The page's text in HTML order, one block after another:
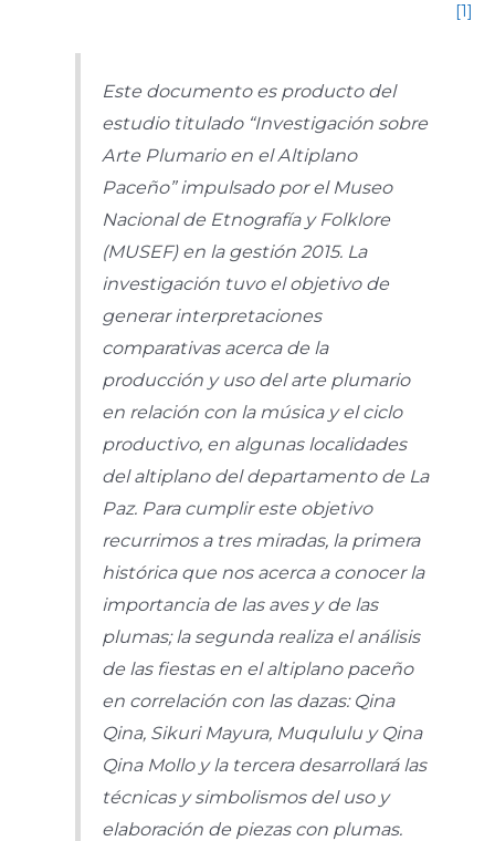
[1]
Este documento es producto del
estudio titulado “Investigación sobre
Arte Plumario en el Altiplano
Paceño” impulsado por el Museo
Nacional de Etnografía y Folklore
(MUSEF) en la gestión 2015. La
investigación tuvo el objetivo de
generar interpretaciones
comparativas acerca de la
producción y uso del arte plumario
en relación con la música y el ciclo
productivo, en algunas localidades
del altiplano del departamento de La
Paz. Para cumplir este objetivo
recurrimos a tres miradas, la primera
histórica que nos acerca a conocer la
importancia de las aves y de las
plumas; la segunda realiza el análisis
de las fiestas en el altiplano paceño
en correlación con las dazas: Qina
Qina, Sikuri Mayura, Muqululu yQina
Qina Molloy la tercera desarrollará las
técnicas y simbolismos del uso y
elaboración de piezas con plumas.